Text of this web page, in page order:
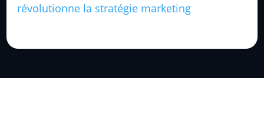
révolutionne la stratégie marketing